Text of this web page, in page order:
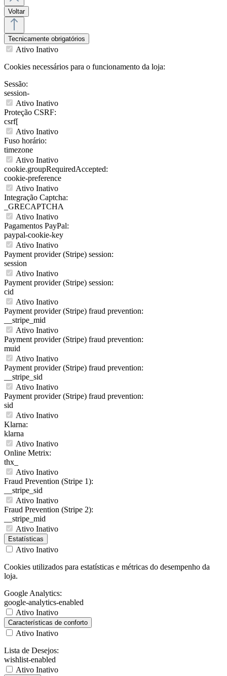
Voltar
Tecnicamente obrigatórios
Ativo Inativo
Cookies necessários para o funcionamento da loja:
Sessão:
session-
Ativo Inativo
Proteção CSRF:
csrf[
Ativo Inativo
Fuso horário:
timezone
Ativo Inativo
cookie.groupRequiredAccepted:
cookie-preference
Ativo Inativo
Integração Captcha:
_GRECAPTCHA
Ativo Inativo
Pagamentos PayPal:
paypal-cookie-key
Ativo Inativo
Payment provider (Stripe) session:
session
Ativo Inativo
Payment provider (Stripe) session:
cid
Ativo Inativo
Payment provider (Stripe) fraud prevention:
__stripe_mid
Ativo Inativo
Payment provider (Stripe) fraud prevention:
muid
Ativo Inativo
Payment provider (Stripe) fraud prevention:
__stripe_sid
Ativo Inativo
Payment provider (Stripe) fraud prevention:
sid
Ativo Inativo
Klarna:
klarna
Ativo Inativo
Online Metrix:
thx_
Ativo Inativo
Fraud Prevention (Stripe 1):
__stripe_sid
Ativo Inativo
Fraud Prevention (Stripe 2):
__stripe_mid
Ativo Inativo
Estatísticas
Ativo Inativo
Cookies utilizados para estatísticas e métricas do desempenho da
loja.
Google Analytics:
google-analytics-enabled
Ativo Inativo
Características de conforto
Ativo Inativo
Lista de Desejos:
wishlist-enabled
Ativo Inativo